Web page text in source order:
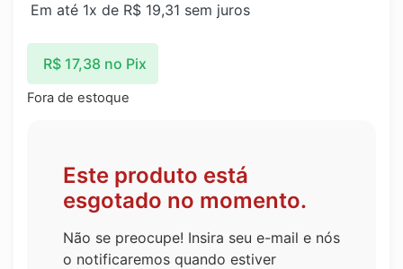
Em até 1x de R$ 19,31 sem juros
R$17,38 no Pix
Fora de estoque
Este produto está
esgotado no momento.
Não se preocupe! Insira seu e-mail e nós
o notificaremos quando estiver